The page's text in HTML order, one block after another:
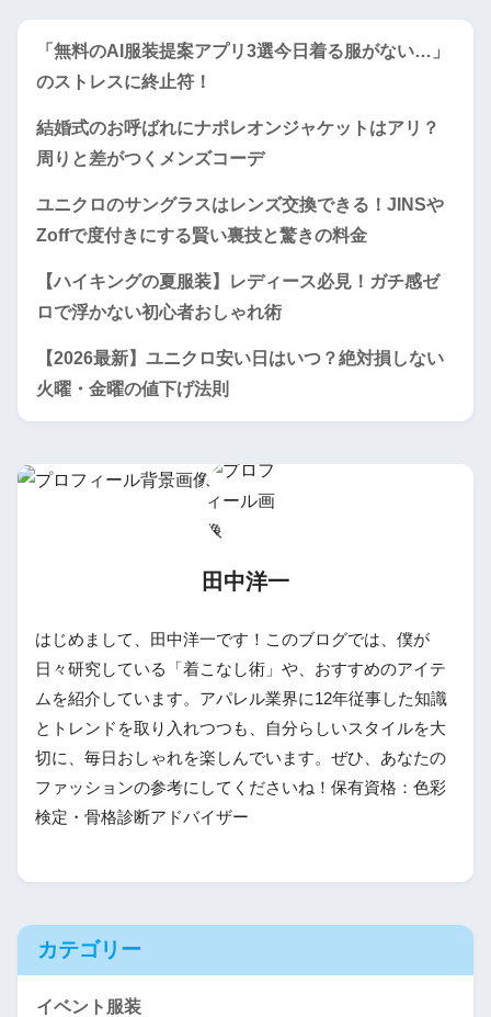
「無料のAI服装提案アプリ3選今日着る服がない…」
のストレスに終止符！
結婚式のお呼ばれにナポレオンジャケットはアリ？
周りと差がつくメンズコーデ
ユニクロのサングラスはレンズ交換できる！JINSや
Zoffで度付きにする賢い裏技と驚きの料金
【ハイキングの夏服装】レディース必見！ガチ感ゼ
ロで浮かない初心者おしゃれ術
【2026最新】ユニクロ安い日はいつ？絶対損しない
火曜・金曜の値下げ法則
田中洋一
はじめまして、田中洋一です！このブログでは、僕が
日々研究している「着こなし術」や、おすすめのアイテ
ムを紹介しています。アパレル業界に12年従事した知識
とトレンドを取り入れつつも、自分らしいスタイルを大
切に、毎日おしゃれを楽しんでいます。ぜひ、あなたの
ファッションの参考にしてくださいね！保有資格：色彩
検定・骨格診断アドバイザー
カテゴリー
イベント服装